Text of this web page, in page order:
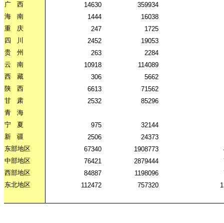
广
西 14630
359934
海
南 1444
16038
重
庆 247
1725
四
川 2452
19053
贵
州 263
2284
云
南 10918
114089
西
藏 306
5662
陕
西 6613
71562
甘
肃 2532
85296
青
海
宁
夏 975
32144
新
疆 2506
24373
东部地区
67340 1908773
中部地区
76421 2879444
西部地区
84887 1198096
东北地区
112472 757320